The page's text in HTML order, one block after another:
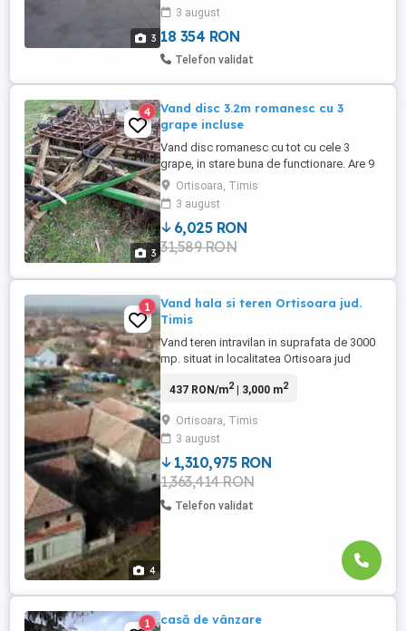
3
terenul aferent in suprafata de 4000 mp..
informatii la pret ...
3 august
18 354 RON
Telefon validat
3
4
Vand disc 3.2m romanesc cu 3
grape incluse
Vand disc romanesc cu tot cu cele 3
grape, in stare buna de functionare. Are 9
taleri pe fiecare baterie. Se ridica din
comuna Ortisoara, jud Timis Pretul este
negociabil la fata locului.
Ortisoara, Timis
3 august
6,025 RON
31,589 RON
4
1
Vand hala si teren Ortisoara jud.
Timis
Vand teren intravilan in suprafata de 3000
mp. situat in localitatea Ortisoara jud
300mp. , anexe in suprafata de 242 mp.,
437 RON/m2| 3,000 m2
Ortisoara, Timis
3 august
1,310,975 RON
1,363,414 RON
Telefon validat
1 casă de vânzare